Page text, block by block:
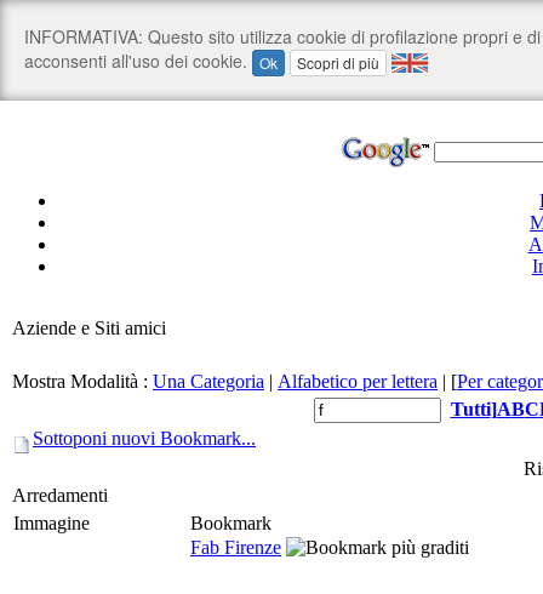
Aziende e Siti amici
Mostra Modalità : Una Categoria | Alfabetico per lettera | [Per
Tutti]ABC
Sottoponi nuovi Bookmark...
Arredamenti
Immagine
Bookmark
Fab Firenze